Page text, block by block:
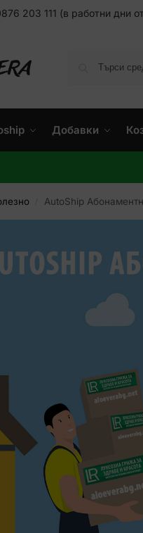
203 111 (в работни дни
Добавки
AutoShip